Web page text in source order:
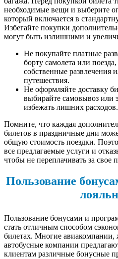
необходимые вещи и выберите
который включается в
Избегайте покупки
могут быть излишними и
Не покупайте платные
борту самолета или
собственные развлечения
путешествия.
Не оформляйте доставку
выбирайте самовывоз или
избежать лишних расходов.
Помните, что каждая
билетов в праздничные дни
общую стоимость поездки.
все предлагаемые услуги и
чтобы не переплачивать за свое
Пользование
Пользование бонусами и
стать отличным способом
билетах. Многие авиакомпании,
автобусные компании
клиентам различные бонусные